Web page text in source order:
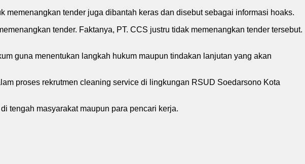
tender juga dibantah keras dan disebut sebagai informasi hoaks.
tender. Faktanya, PT. CCS justru tidak memenangkan tender tersebut.
guna menentukan langkah hukum maupun tindakan lanjutan yang akan
proses rekrutmen cleaning service di lingkungan RSUD Soedarsono Kota
tengah masyarakat maupun para pencari kerja.